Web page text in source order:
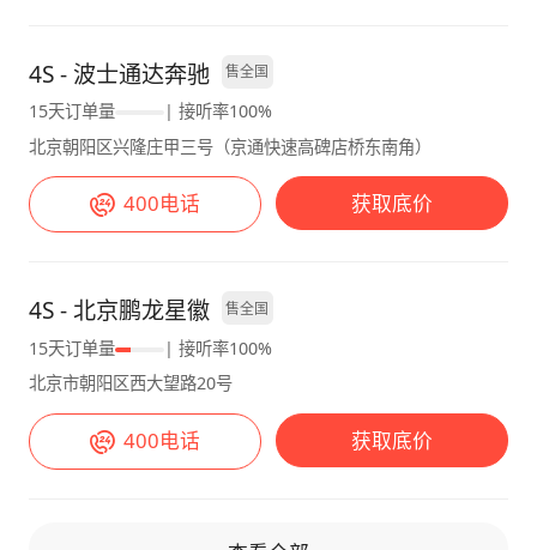
4S - 波士通达奔驰 售全国
15天订单量
| 接听率100%
北京朝阳区兴隆庄甲三号（京通快速高碑店桥东南角）
400电话 获取底价
4S - 北京鹏龙星徽 售全国
15天订单量
| 接听率100%
北京市朝阳区西大望路20号
400电话 获取底价